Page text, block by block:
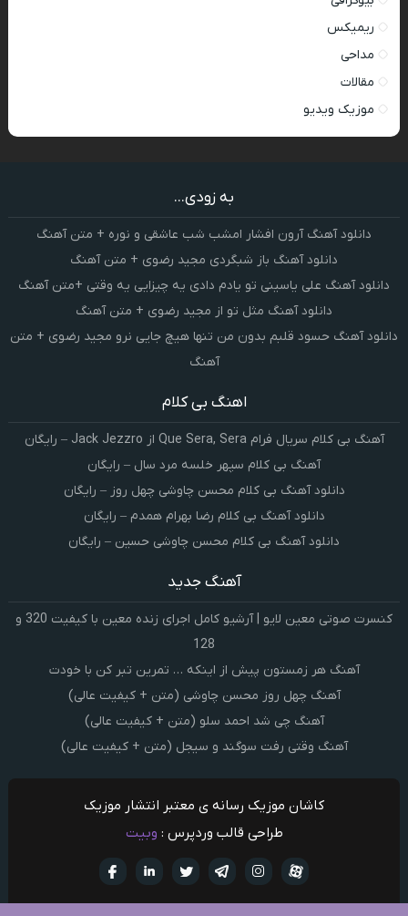
ریمیکس
مداحی
مقالات
موزیک ویدیو
به زودی...
دانلود آهنگ آرون افشار امشب شب عاشقی و نوره + متن آهنگ
دانلود آهنگ باز شبگردی مجید رضوی + متن آهنگ
دانلود آهنگ علی یاسینی تو یادم دادی یه چیزایی یه وقتی +متن آهنگ
دانلود آهنگ مثل تو از مجید رضوی + متن آهنگ
دانلود آهنگ حسود قلبم بدون من تنها هیچ جایی نرو مجید رضوی + متن
آهنگ
اهنگ بی کلام
آهنگ بی کلام سریال فرام Que Sera, Sera از Jack Jezzro – رایگان
آهنگ بی کلام سپهر خلسه مرد سال – رایگان
دانلود آهنگ بی کلام محسن چاوشی چهل روز – رایگان
دانلود آهنگ بی کلام رضا بهرام همدم – رایگان
دانلود آهنگ بی کلام محسن چاوشی حسین – رایگان
آهنگ جدید
کنسرت صوتی معین لایو | آرشیو کامل اجرای زنده معین با کیفیت 320 و
128
آهنگ هر زمستون پیش از اینکه … تمرین تبر کن با خودت
آهنگ چهل روز محسن چاوشی (متن + کیفیت عالی)
آهنگ چی شد احمد سلو (متن + کیفیت عالی)
آهنگ وقتی رفت سوگند و سیجل (متن + کیفیت عالی)
کاشان موزیک رسانه ی معتبر انتشار موزیک
طراحی قالب وردپرس : وبیت
تويتر تلگرام
اینستاگرام آپارات